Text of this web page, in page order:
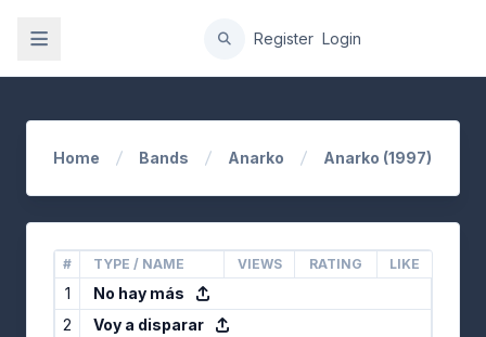
Register Login
Home Bands Anarko Anarko (1997)
# TYPE / NAME VIEWS RATING LIKE
1
No hay más
2
Voy a disparar